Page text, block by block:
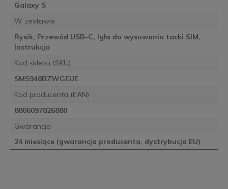
Galaxy S
W zestawie
Rysik, Przewód USB-C, Igła do wysuwania tacki SIM,
Instrukcja
Kod sklepu (SKU)
SMS948BZWGEUE
Kod producenta (EAN)
8806097826880
Gwarancja
24 miesiące (gwarancja producenta, dystrybucja EU)